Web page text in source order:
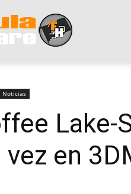
Noticias
Lake-
en